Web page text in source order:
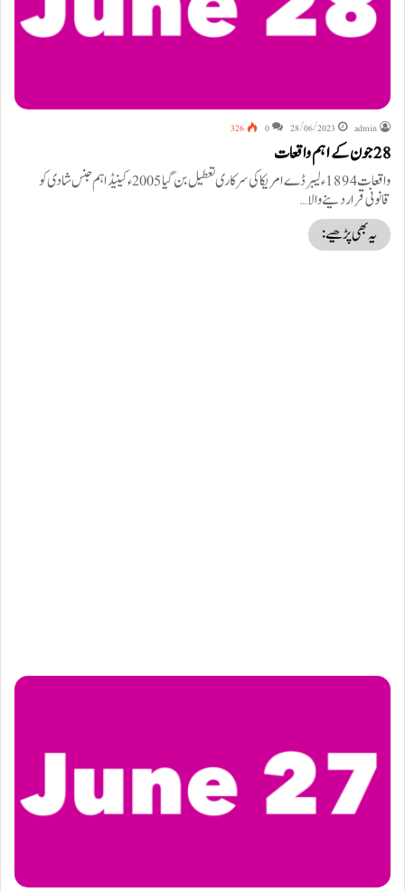
admin
28/06/2023
0
326
28 جون کے اہم واقعات
واقعات 1894ء لیبر ڈے امریکا کی سرکاری تعطیل بن گیا 2005ء کینیڈا ہم جنس شادی کو
قانونی قرار دینے والا…
یہ بھی پڑھیے: